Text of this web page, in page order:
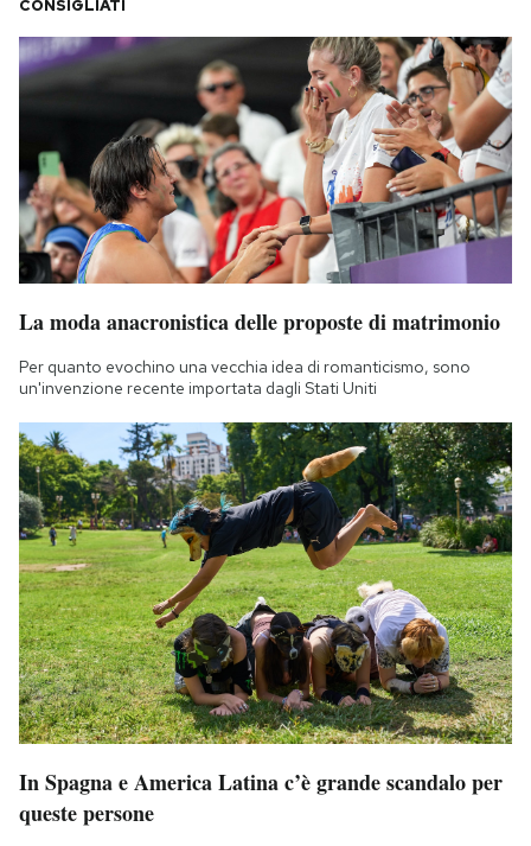
CONSIGLIATI
La moda anacronistica delle proposte di matrimonio
Per quanto evochino una vecchia idea di romanticismo, sono
un'invenzione recente importata dagli Stati Uniti
In Spagna e America Latina c’è grande scandalo per
queste persone